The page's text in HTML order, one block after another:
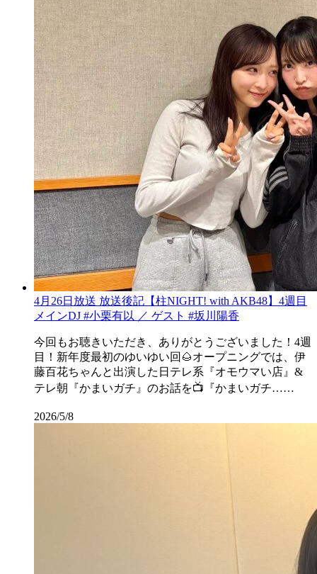
4月26日放送 放送後記【柱NIGHT! with AKB48】4週目
メインDJ #小栗有以 ／ ゲスト #坂川陽香
今回もお聴きいただき、ありがとうございました！4週
目！新年度最初のゆいゆい回🌰オープニングでは、伊
藤百花ちゃんと出演した日テレ系『オモウマい店』&
テレ朝『かまいガチ』のお話を📺『かまいガチ……
2026/5/8